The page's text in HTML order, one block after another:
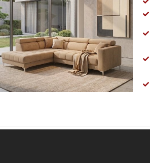
* kedvező ár
* több százféle kárpit
* moduláris rendszer
* motoros állíthatóság
Megnézem